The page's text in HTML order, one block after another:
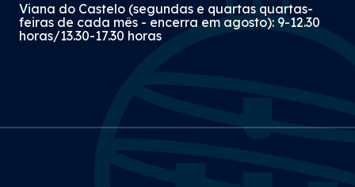
Viana do Castelo (segundas e quartas quartas-
feiras de cada mês - encerra em agosto): 9-12.30
horas/13.30-17.30 horas